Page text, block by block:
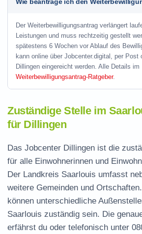
Der Weiterbewilligungsantrag verlängert
Leistungen und muss rechtzeitig gestellt
spätestens 6 Wochen vor Ablauf des
kann online über Jobcenter.digital, per Post
Dillingen eingereicht werden. Alle Details im
Weiterbewilligungsantrag-Ratgeber.
Zuständige Stelle im
für Dillingen
Das Jobcenter Dillingen ist die
für alle Einwohnerinnen und
Der Landkreis Saarlouis umfasst
weitere Gemeinden und
können unterschiedliche
Saarlouis zuständig sein. Die
erfährst du oder telefonisch unter